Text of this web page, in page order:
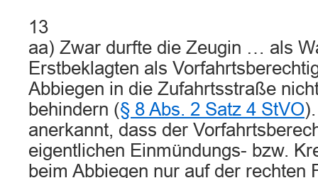
13
aa) Zwar durfte die Zeugin … als
Erstbeklagten als
Abbiegen in die Zufahrtsstraße
behindern (§ 8 Abs. 2 Satz 4 StVO
anerkannt, dass der
eigentlichen Einmündungs- bzw.
beim Abbiegen nur auf der rechten